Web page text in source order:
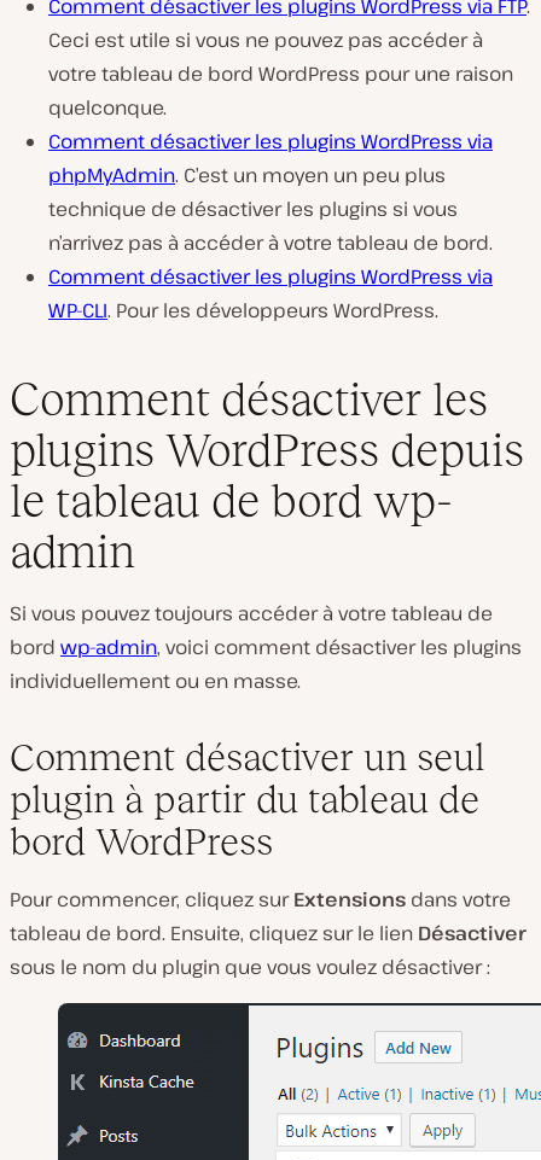
Comment désactiver les plugins WordPress via FTP.
Ceci est utile si vous ne pouvez pas accéder à
votre tableau de bord WordPress pour une raison
quelconque.
Comment désactiver les plugins WordPress via
phpMyAdmin. C’est un moyen un peu plus
technique de désactiver les plugins si vous
n’arrivez pas à accéder à votre tableau de bord.
Comment désactiver les plugins WordPress via
WP-CLI. Pour les développeurs WordPress.
Comment désactiver les
plugins WordPress depuis
le tableau de bord wp-
admin
Si vous pouvez toujours accéder à votre tableau de
bord wp-admin, voici comment désactiver les plugins
individuellement ou en masse.
Comment désactiver un seul
plugin à partir du tableau de
bord WordPress
Pour commencer, cliquez surExtensions dans votre
tableau de bord. Ensuite, cliquez sur le lien Désactiver
sous le nom du plugin que vous voulez désactiver :